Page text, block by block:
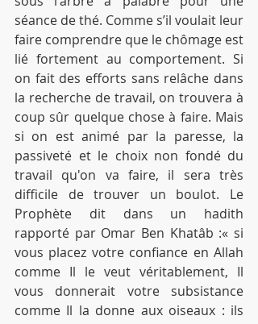
séance de thé. Comme s’il voulait leur
faire comprendre que le chômage est
lié fortement au comportement. Si
on fait des efforts sans relâche dans
la recherche de travail, on trouvera à
coup sûr quelque chose à faire. Mais
si on est animé par la paresse, la
passiveté et le choix non fondé du
travail qu'on va faire, il sera très
difficile de trouver un boulot. Le
Prophète dit dans un hadith
rapporté par Omar Ben Khatâb :« si
vous placez votre confiance en Allah
comme Il le veut véritablement, Il
vous donnerait votre subsistance
comme Il la donne aux oiseaux : ils